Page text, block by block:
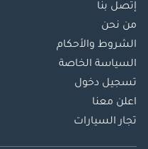
إتصل بنا
من نحن
الشروط والأحكام
السياسة الخاصة
تسجيل دخول
اعلن معنا
تجار السيارات